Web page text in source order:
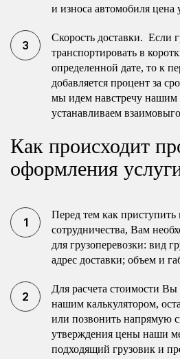
и износа автомобиля цена
Скорость доставки. Если
транспортировать в
определенной дате, то к
добавляется процент за
мы идем навстречу нашим
устанавливаем
Как происходит
оформления
Перед тем как
сотрудничества, Вам
для грузоперевозки: вид
адрес доставки; объем и
Для расчета стоимости Вы
нашим калькулятором,
или позвонить напрямую
утверждения цены наши
подходящий грузовик и